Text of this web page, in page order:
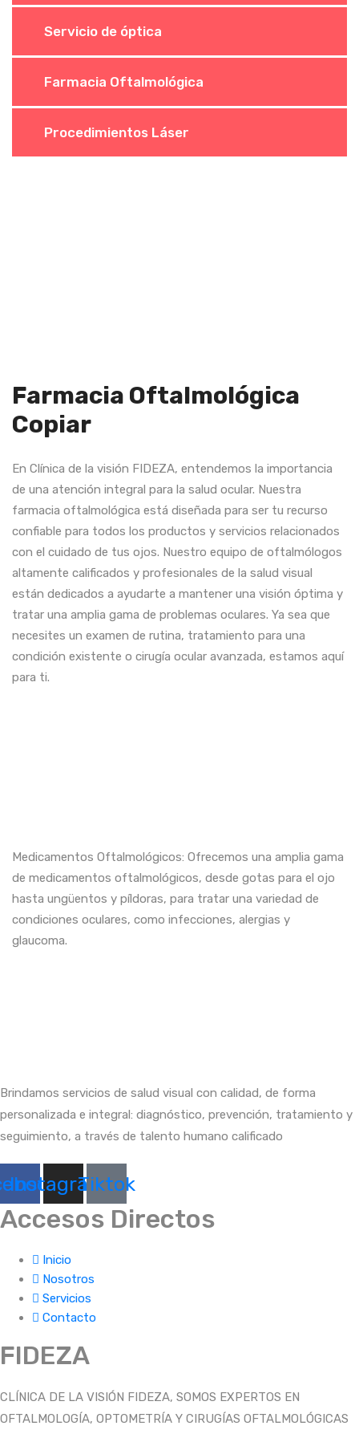
Servicio de óptica
Farmacia Oftalmológica
Procedimientos Láser
Farmacia Oftalmológica
Copiar
En Clínica de la visión FIDEZA, entendemos la importancia
de una atención integral para la salud ocular. Nuestra
farmacia oftalmológica está diseñada para ser tu recurso
confiable para todos los productos y servicios relacionados
con el cuidado de tus ojos. Nuestro equipo de oftalmólogos
altamente calificados y profesionales de la salud visual
están dedicados a ayudarte a mantener una visión óptima y
tratar una amplia gama de problemas oculares. Ya sea que
necesites un examen de rutina, tratamiento para una
condición existente o cirugía ocular avanzada, estamos aquí
para ti.
Medicamentos Oftalmológicos: Ofrecemos una amplia gama
de medicamentos oftalmológicos, desde gotas para el ojo
hasta ungüentos y píldoras, para tratar una variedad de
condiciones oculares, como infecciones, alergias y
glaucoma.
Brindamos servicios de salud visual con calidad, de forma
personalizada e integral: diagnóstico, prevención, tratamiento y
seguimiento, a través de talento humano calificado
InstagramTiktok
Accesos Directos
Inicio
Nosotros
Servicios
Contacto
FIDEZA
CLÍNICA DE LA VISIÓN FIDEZA, SOMOS EXPERTOS EN
OFTALMOLOGÍA, OPTOMETRÍA Y CIRUGÍAS OFTALMOLÓGICAS